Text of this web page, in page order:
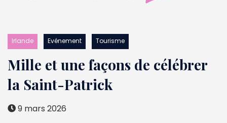
Irlande Evénement Tourisme
Mille et une façons de célébrer
la Saint-Patrick
9 mars 2026